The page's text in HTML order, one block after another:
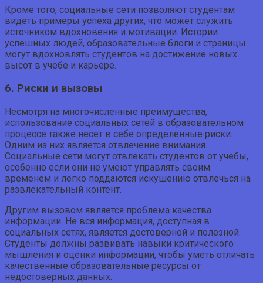
Кроме того, социальные сети позволяют студентам
видеть примеры успеха других, что может служить
источником вдохновения и мотивации. Истории
успешных людей, образовательные блоги и страницы
могут вдохновлять студентов на достижение новых
высот в учебе и карьере.
6. Риски и вызовы
Несмотря на многочисленные преимущества,
использование социальных сетей в образовательном
процессе также несет в себе определенные риски.
Одним из них является отвлечение внимания.
Социальные сети могут отвлекать студентов от учебы,
особенно если они не умеют управлять своим
временем и легко поддаются искушению отвлечься на
развлекательный контент.
Другим вызовом является проблема качества
информации. Не вся информация, доступная в
социальных сетях, является достоверной и полезной.
Студенты должны развивать навыки критического
мышления и оценки информации, чтобы уметь отличать
качественные образовательные ресурсы от
недостоверных данных.